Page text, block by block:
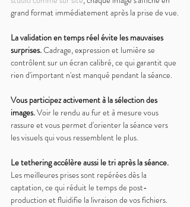
grand format immédiatement après la prise de vue.
La validation en temps réel évite les mauvaises
surprises. Cadrage, expression et lumière se
contrôlent sur un écran calibré, ce qui garantit que
rien d'important n'est manqué pendant la séance.
Vous participez activement à la sélection des
images. Voir le rendu au fur et à mesure vous
rassure et vous permet d'orienter la séance vers
les visuels qui vous ressemblent le plus.
Le tethering accélère aussi le tri après la séance.
Les meilleures prises sont repérées dès la
captation, ce qui réduit le temps de post-
production et fluidifie la livraison de vos fichiers.